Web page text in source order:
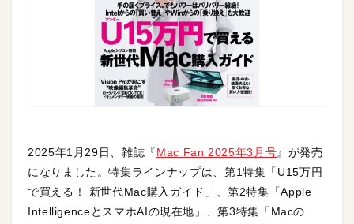
2025年1月29日、雑誌『Mac Fan 2025年3月号』が発売
になりました。特集ラインナップは、第1特集「U15万円
で買える！ 新世代Mac購入ガイド」、第2特集「Apple
IntelligenceとスマホAIの現在地」、第3特集「Macの